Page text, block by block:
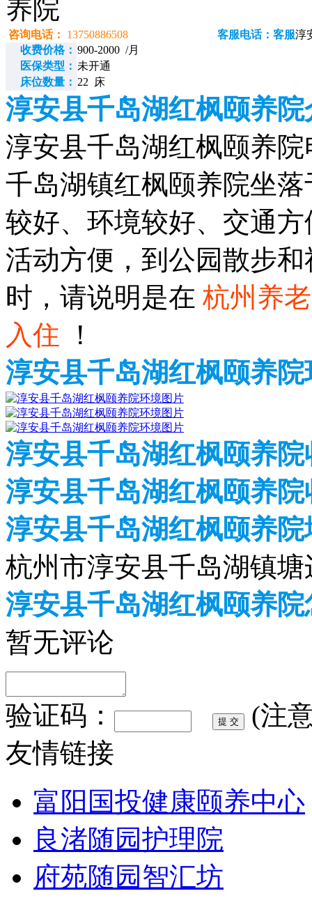
养院
咨询电话： 13750886508 客服电话：客服淳
收费价格： 900-2000 /月
医保类型： 未开通
床位数量： 22 床
淳安县千岛湖红枫颐养院
淳安县千岛湖红枫颐养院
千岛湖镇红枫颐养院坐
较好、环境较好、交通
活动方便，到公园散步
时，请说明是在 杭州养
入住 ！
淳安县千岛湖红枫颐养
淳安县千岛湖红枫颐养
淳安县千岛湖红枫颐养
淳安县千岛湖红枫颐养院
杭州市淳安县千岛湖镇塘
淳安县千岛湖红枫颐养
暂无评论
验证码：
(注
友情链接
富阳国投健康颐养中心
良渚随园护理院
府苑随园智汇坊